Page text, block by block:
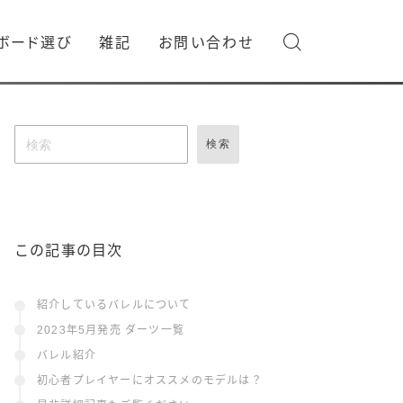
ード選び 雑記 お問い合わせ
検索
この記事の目次
紹介しているバレルについて
2023年5月発売 ダーツ一覧
バレル紹介
初心者プレイヤーにオススメのモデルは？